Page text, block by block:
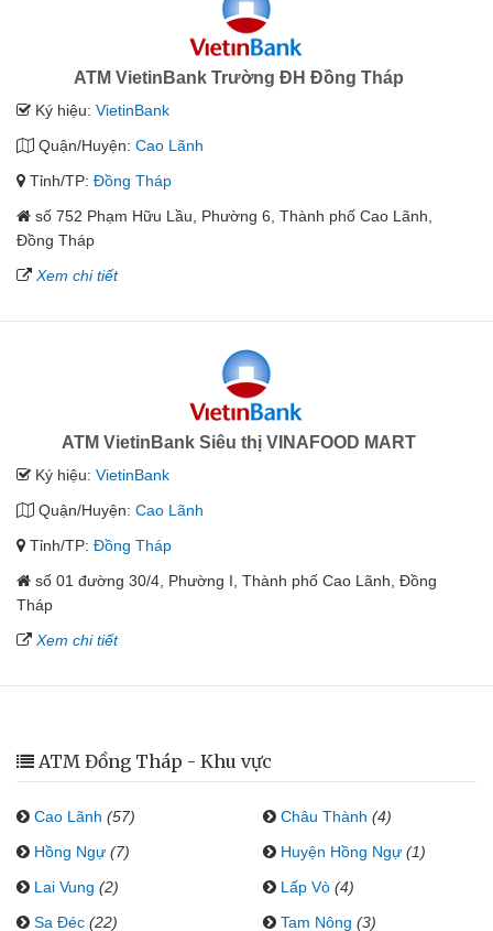
ATM VietinBank Trường ĐH Đồng Tháp
Ký hiệu: VietinBank
Quận/Huyện: Cao Lãnh
Tỉnh/TP: Đồng Tháp
số 752 Phạm Hữu Lầu, Phường 6, Thành phố Cao Lãnh,
Đồng Tháp
Xem chi tiết
ATM VietinBank Siêu thị VINAFOOD MART
Ký hiệu: VietinBank
Quận/Huyện: Cao Lãnh
Tỉnh/TP: Đồng Tháp
số 01 đường 30/4, Phường I, Thành phố Cao Lãnh, Đồng
Tháp
Xem chi tiết
ATM Đồng Tháp - Khu vực
Cao Lãnh (57) Châu Thành (4)
Hồng Ngự (7) Huyện Hồng Ngự (1)
Lai Vung (2) Lấp Vò (4)
Sa Đéc (22) Tam Nông (3)